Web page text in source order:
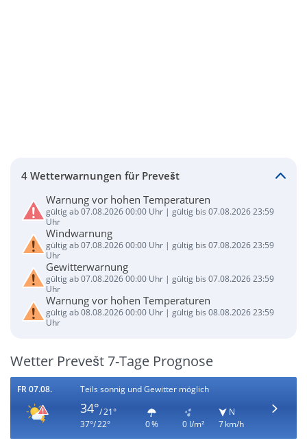
4 Wetterwarnungen für Prevešt
Warnung vor hohen Temperaturen
gültig ab 07.08.2026 00:00 Uhr | gültig bis 07.08.2026 23:59
Uhr
Windwarnung
gültig ab 07.08.2026 00:00 Uhr | gültig bis 07.08.2026 23:59
Uhr
Gewitterwarnung
gültig ab 07.08.2026 00:00 Uhr | gültig bis 07.08.2026 23:59
Uhr
Warnung vor hohen Temperaturen
gültig ab 08.08.2026 00:00 Uhr | gültig bis 08.08.2026 23:59
Uhr
Wetter Prevešt 7-Tage Prognose
FR 07.08. Teils sonnig und Gewitter möglich
34°/ 21°
37°/ 22°
0 % 0 l/m²
N
7 km/h